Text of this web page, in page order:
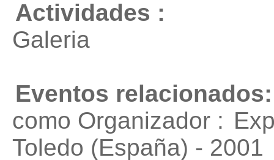
Actividades :
Galeria
Eventos relacionados:
como Organizador :
Toledo (España) - 2001